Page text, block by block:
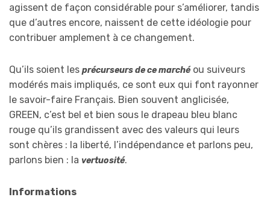
agissent de façon considérable pour s’améliorer, tandis
que d’autres encore, naissent de cette idéologie pour
contribuer amplement à ce changement.
Qu’ils soient les précurseurs de ce marchéou suiveurs
modérés mais impliqués, ce sont eux qui font rayonner
le savoir-faire Français. Bien souvent anglicisée,
GREEN, c’est bel et bien sous le drapeau bleu blanc
rouge qu’ils grandissent avec des valeurs qui leurs
sont chères : la liberté, l’indépendance et parlons peu,
parlons bien : la vertuosité.
Informations